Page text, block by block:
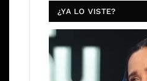
¿YA LO VISTE?